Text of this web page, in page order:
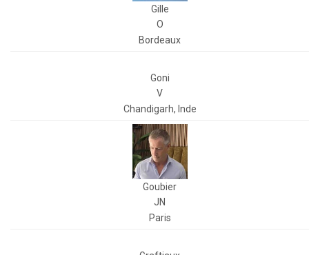
Gille
O
Bordeaux
Goni
V
Chandigarh, Inde
Goubier
JN
Paris